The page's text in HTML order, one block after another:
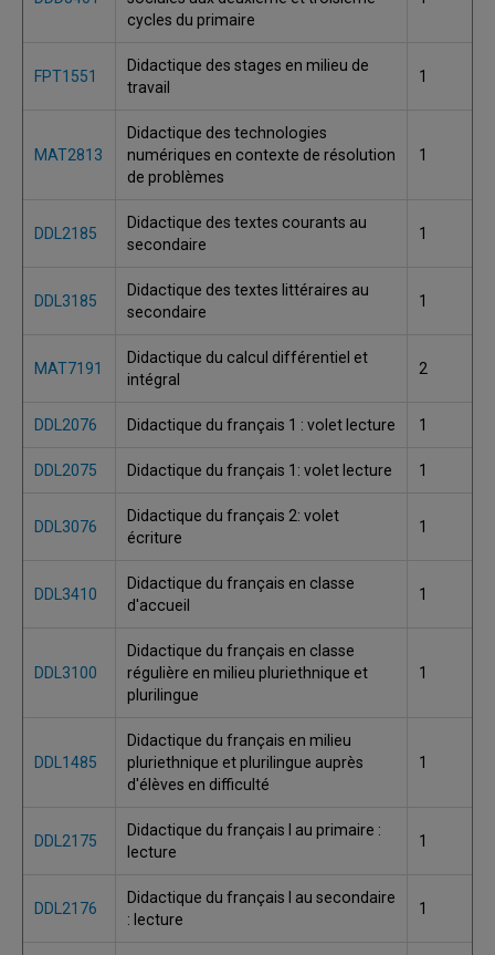
cycles du primaire
FPT1551
Didactique des stages en milieu de
travail
1
MAT2813
Didactique des technologies
numériques en contexte de résolution
de problèmes
1
DDL2185
Didactique des textes courants au
secondaire
1
DDL3185
Didactique des textes littéraires au
secondaire
1
MAT7191
Didactique du calcul différentiel et
intégral
2
DDL2076 Didactique du français 1 : volet lecture 1
DDL2075 Didactique du français 1: volet lecture 1
DDL3076
Didactique du français 2: volet
écriture
1
DDL3410
Didactique du français en classe
d'accueil
1
DDL3100
Didactique du français en classe
régulière en milieu pluriethnique et
plurilingue
1
DDL1485
Didactique du français en milieu
pluriethnique et plurilingue auprès
d'élèves en difficulté
1
DDL2175
Didactique du français I au primaire :
lecture
1
DDL2176
Didactique du français I au secondaire
: lecture
1